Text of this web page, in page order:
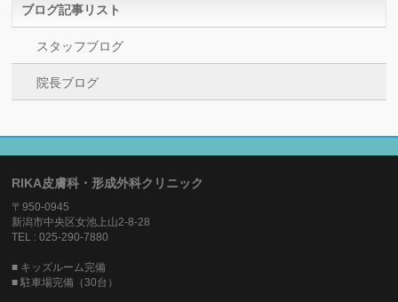
ブログ記事リスト
スタッフブログ
院長ブログ
RIKA皮膚科・形成外科クリニック
〒950-0945
新潟市中央区女池上山2-8-28
TEL : 025-290-7880
■ キッズルーム完備
■ 駐車場完備（30台）